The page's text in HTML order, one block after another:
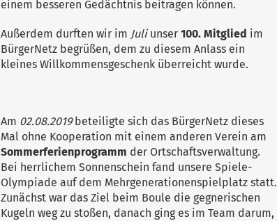
einem besseren Gedächtnis beitragen können.
Außerdem durften wir im Juliunser 100. Mitglied im
BürgerNetz begrüßen, dem zu diesem Anlass ein
kleines Willkommensgeschenk überreicht wurde.
Am 02.08.2019beteiligte sich das BürgerNetz dieses
Mal ohne Kooperation mit einem anderen Verein am
Sommerferienprogramm der Ortschaftsverwaltung.
Bei herrlichem Sonnenschein fand unsere Spiele-
Olympiade auf dem Mehrgenerationenspielplatz statt.
Zunächst war das Ziel beim Boule die gegnerischen
Kugeln weg zu stoßen, danach ging es im Team darum,